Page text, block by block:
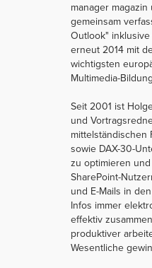
manager
gemeinsam
Outlook"
erneut 2014 mit
wichtigsten
Multimedia-
Seit 2001 ist
und
mittelständischen
sowie DAX-30-
zu optimieren
SharePoint-
und E-Mails in
Infos immer
effektiv
produktiver
Wesentliche